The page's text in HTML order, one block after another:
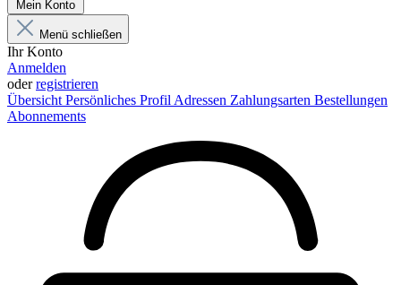
Mein Konto
Menü schließen
Ihr Konto
Anmelden
oderregistrieren
Übersicht Persönliches Profil Adressen Zahlungsarten Bestellungen
Abonnements